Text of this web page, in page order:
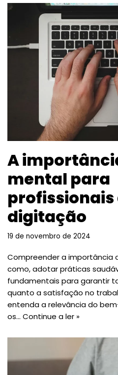
A
mental para
profissionais
digitação
19 de novembro de 2024
Compreender a importância
como, adotar práticas
fundamentais para garantir
quanto a satisfação no
entenda a relevância do
os… Continue a ler »